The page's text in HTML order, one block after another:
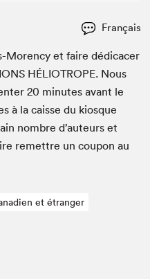
Français
Moren­cy et faire dédi­cac­er
HÉLIOTROPE. Nous
20 min­utes avant le
à la caisse du kiosque
nom­bre d’auteurs et
remet­tre un coupon au
et étranger